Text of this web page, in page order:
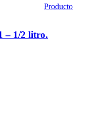
Producto
– 1/2 litro.